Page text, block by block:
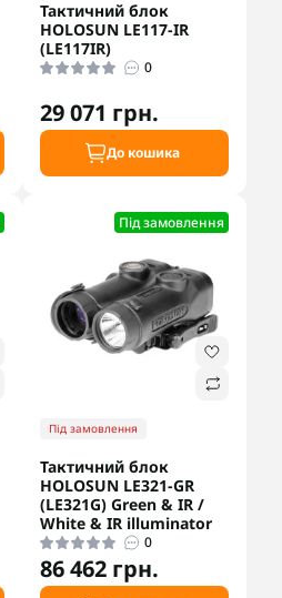
Тактичний блок
HOLOSUN LE117-IR
(LE117IR)
0
29 071 грн.
До кошика
Під замовлення
Під замовлення
Тактичний блок
HOLOSUN LE321-GR
(LE321G) Green & IR /
White & IR illuminator
0
86 462 грн.